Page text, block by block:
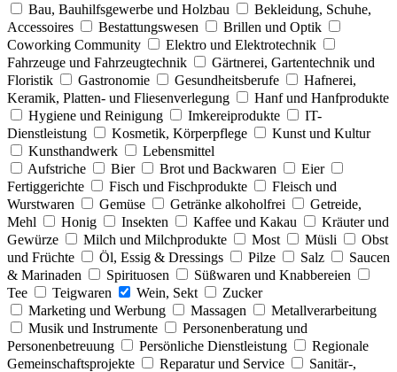
Bau, Bauhilfsgewerbe und Holzbau
Bekleidung, Schuhe,
Accessoires
Bestattungswesen
Brillen und Optik
Coworking Community
Elektro und Elektrotechnik
Fahrzeuge und Fahrzeugtechnik
Gärtnerei, Gartentechnik und
Floristik
Gastronomie Gesundheitsberufe
Hafnerei,
Keramik, Platten- und Fliesenverlegung
Hanf und Hanfprodukte
Hygiene und Reinigung
Imkereiprodukte
IT-
Dienstleistung
Kosmetik, Körperpflege
Kunst und Kultur
Kunsthandwerk
Lebensmittel
Aufstriche
Bier Brot und Backwaren
Eier
Fertiggerichte
Fisch und Fischprodukte
Fleisch und
Wurstwaren
Gemüse Getränke alkoholfrei
Getreide,
Mehl
Honig Insekten Kaffee und Kakau
Kräuter und
Gewürze
Milch und Milchprodukte Most Müsli
Obst
und Früchte
Öl, Essig & Dressings Pilze Salz
Saucen
& Marinaden
Spirituosen
Süßwaren und Knabbereien
Tee
Teigwaren Wein, Sekt
Zucker
Marketing und Werbung
Massagen
Metallverarbeitung
Musik und Instrumente
Personenberatung und
Personenbetreuung
Persönliche Dienstleistung
Regionale
Gemeinschaftsprojekte
Reparatur und Service
Sanitär-,